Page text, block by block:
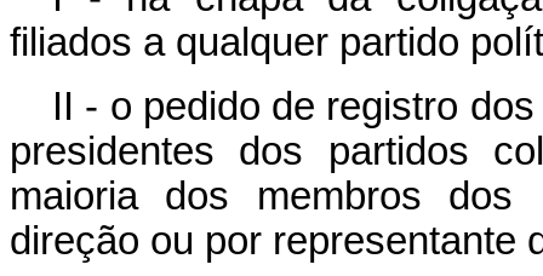
filiados a qualquer partido
II - o pedido de registro
presidentes dos partidos
maioria dos membros dos
direção ou por representante